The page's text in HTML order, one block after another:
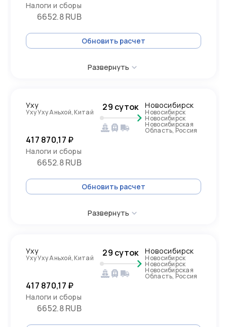
Налоги и сборы
6652.8 RUB
Обновить расчет
Развернуть
Уху
Уху Уху Аньхой, Китай 29 суток Новосибирск
Новосибирск
Новосибирск
Новосибирская
Область, Россия
417 870,17 ₽
Налоги и сборы
6652.8 RUB
Обновить расчет
Развернуть
Уху
Уху Уху Аньхой, Китай 29 суток Новосибирск
Новосибирск
Новосибирск
Новосибирская
Область, Россия
417 870,17 ₽
Налоги и сборы
6652.8 RUB